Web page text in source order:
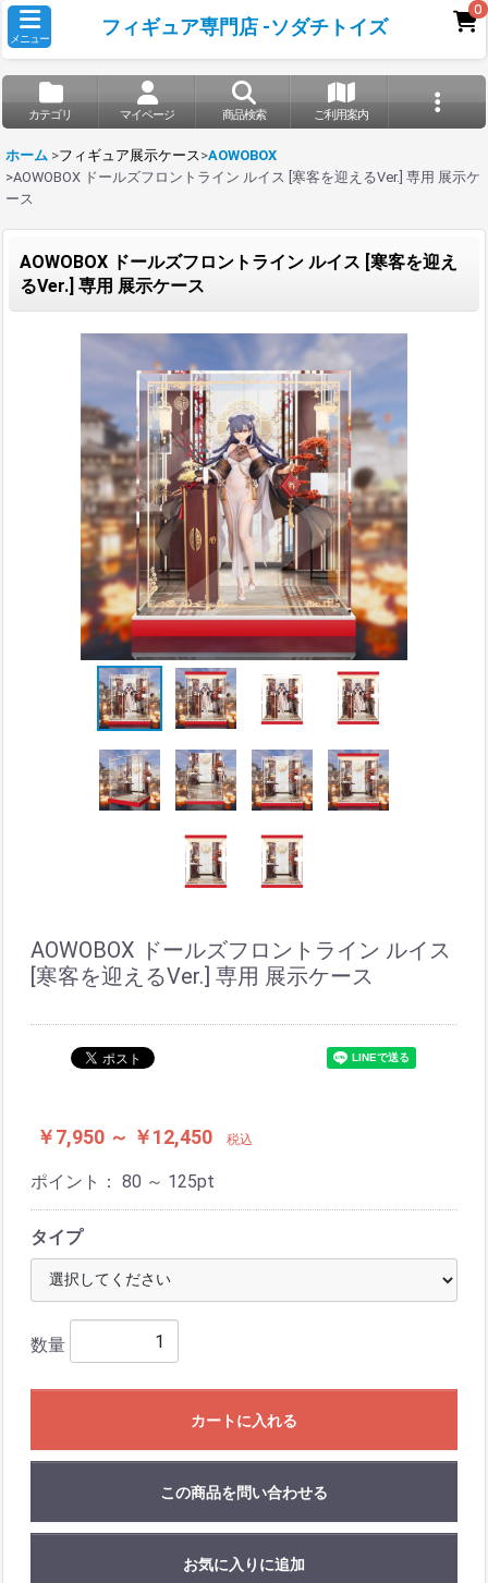
メニュー
フィギュア専門店 -ソダチトイズ
0
カテゴリ マイページ 商品検索 ご利用案内
ホーム >フィギュア展示ケース>AOWOBOX
>AOWOBOX ドールズフロントライン ルイス [寒客を迎えるVer.] 専用 展示ケ
ース
AOWOBOX ドールズフロントライン ルイス [寒客を迎え
るVer.] 専用 展示ケース
AOWOBOX ドールズフロントライン ルイス
[寒客を迎えるVer.] 専用 展示ケース
￥7,950 ～ ￥12,450 税込
ポイント： 80 ～ 125pt
タイプ
数量
カートに入れる
この商品を問い合わせる
お気に入りに追加